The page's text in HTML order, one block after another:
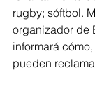
rugby; sóftbol.
organizador de
informará
pueden